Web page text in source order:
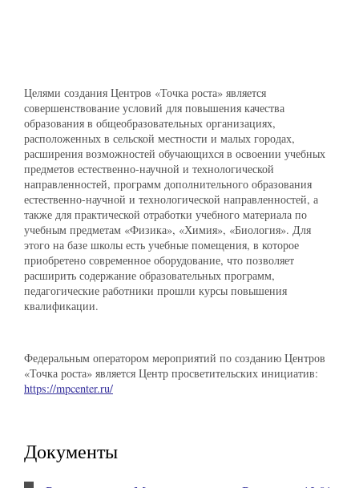
Целями создания Центров «Точка роста» является
совершенствование условий для повышения качества
образования в общеобразовательных организациях,
расположенных в сельской местности и малых городах,
расширения возможностей обучающихся в освоении учебных
предметов естественно-научной и технологической
направленностей, программ дополнительного образования
естественно-научной и технологической направленностей, а
также для практической отработки учебного материала по
учебным предметам «Физика», «Химия», «Биология». Для
этого на базе школы есть учебные помещения, в которое
приобретено современное оборудование, что позволяет
расширить содержание образовательных программ,
педагогические работники прошли курсы повышения
квалификации.
Федеральным оператором мероприятий по созданию Центров
«Точка роста» является Центр просветительских инициатив:
https://mpcenter.ru/
Документы